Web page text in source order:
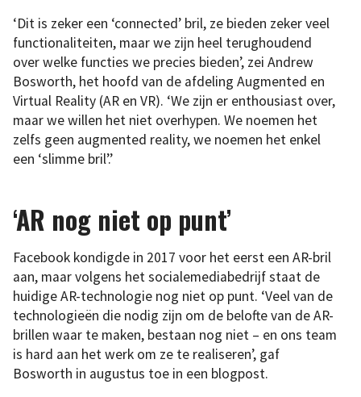
‘Dit is zeker een ‘connected’ bril, ze bieden zeker veel
functionaliteiten, maar we zijn heel terughoudend
over welke functies we precies bieden’, zei Andrew
Bosworth, het hoofd van de afdeling Augmented en
Virtual Reality (AR en VR). ‘We zijn er enthousiast over,
maar we willen het niet overhypen. We noemen het
zelfs geen augmented reality, we noemen het enkel
een ‘slimme bril’.’
‘AR nog niet op punt’
Facebook kondigde in 2017 voor het eerst een AR-bril
aan, maar volgens het socialemediabedrijf staat de
huidige AR-technologie nog niet op punt. ‘Veel van de
technologieën die nodig zijn om de belofte van de AR-
brillen waar te maken, bestaan nog niet – en ons team
is hard aan het werk om ze te realiseren’, gaf
Bosworth in augustus toe in een blogpost.